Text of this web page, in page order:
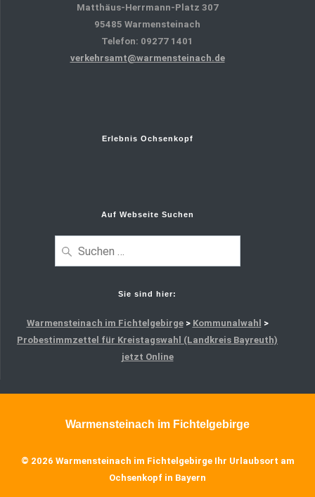
Matthäus-Herrmann-Platz 307
95485 Warmensteinach
Telefon: 09277 1401
verkehrsamt@warmensteinach.de
Erlebnis Ochsenkopf
Auf Webseite Suchen
Suchen
Sie sind hier:
Warmensteinach im Fichtelgebirge> Kommunalwahl >
Probestimmzettel für Kreistagswahl (Landkreis Bayreuth)
jetzt Online
Warmensteinach im Fichtelgebirge
© 2026 Warmensteinach im Fichtelgebirge Ihr Urlaubsort am
Ochsenkopf in Bayern